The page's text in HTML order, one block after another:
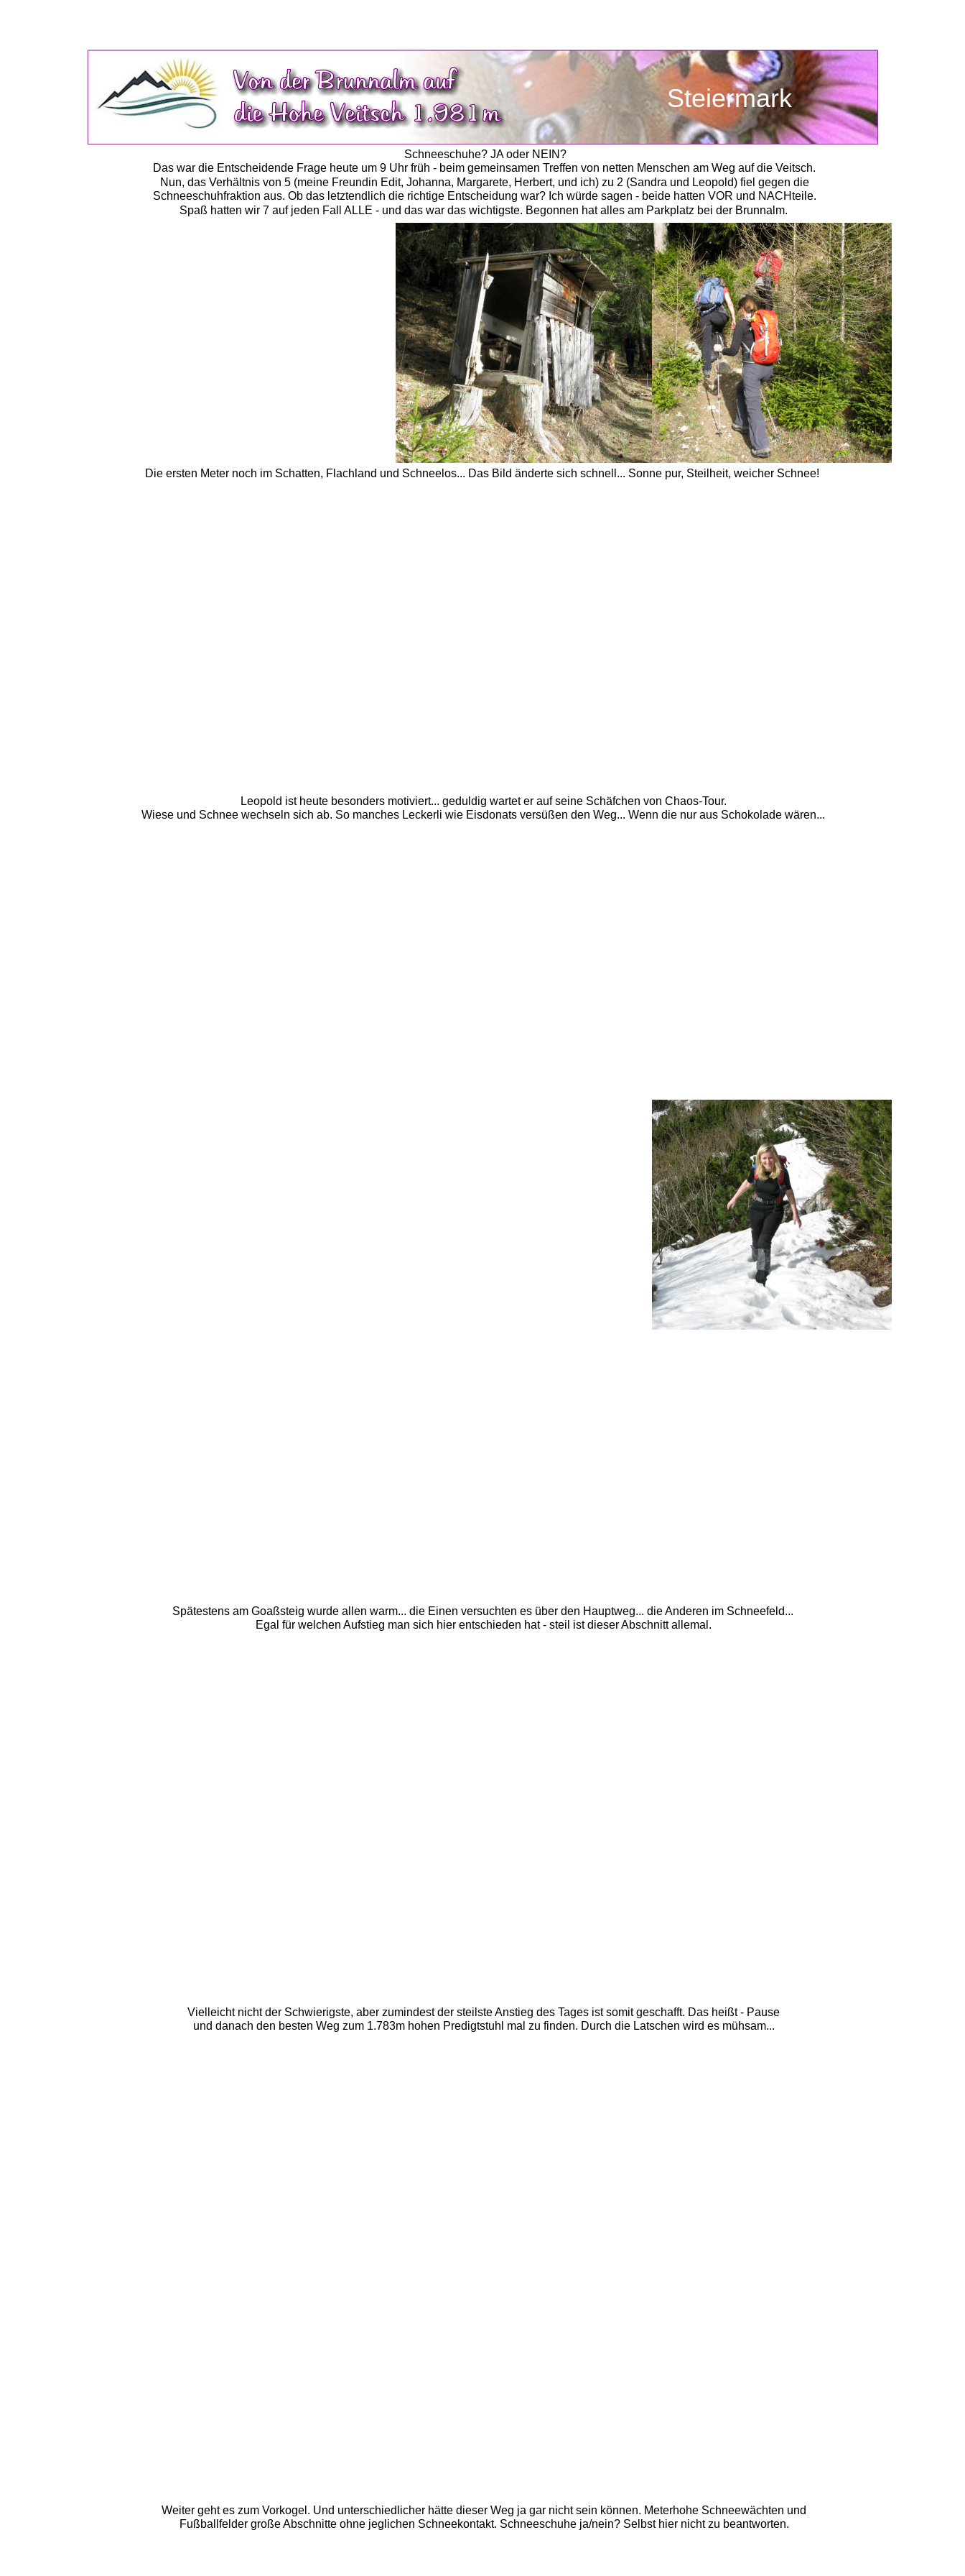
Steiermark
Schneeschuhe? JA oder NEIN?
Das war die Entscheidende Frage heute um 9 Uhr früh - beim gemeinsamen Treffen von netten Menschen am Weg auf die Veitsch.
Nun, das Verhältnis von 5 (meine Freundin Edit, Johanna, Margarete, Herbert, und ich) zu 2 (Sandra und Leopold) fiel gegen die
Schneeschuhfraktion aus. Ob das letztendlich die richtige Entscheidung war? Ich würde sagen - beide hatten VOR und NACHteile.
Spaß hatten wir 7 auf jeden Fall ALLE - und das war das wichtigste. Begonnen hat alles am Parkplatz bei der Brunnalm.
Die ersten Meter noch im Schatten, Flachland und Schneelos... Das Bild änderte sich schnell... Sonne pur, Steilheit, weicher Schnee!
Leopold ist heute besonders motiviert... geduldig wartet er auf seine Schäfchen von Chaos-Tour.
Wiese und Schnee wechseln sich ab. So manches Leckerli wie Eisdonats versüßen den Weg... Wenn die nur aus Schokolade wären...
Spätestens am Goaßsteig wurde allen warm... die Einen versuchten es über den Hauptweg... die Anderen im Schneefeld...
Egal für welchen Aufstieg man sich hier entschieden hat - steil ist dieser Abschnitt allemal.
Vielleicht nicht der Schwierigste, aber zumindest der steilste Anstieg des Tages ist somit geschafft. Das heißt - Pause
und danach den besten Weg zum 1.783m hohen Predigtstuhl mal zu finden. Durch die Latschen wird es mühsam...
Weiter geht es zum Vorkogel. Und unterschiedlicher hätte dieser Weg ja gar nicht sein können. Meterhohe Schneewächten und
Fußballfelder große Abschnitte ohne jeglichen Schneekontakt. Schneeschuhe ja/nein? Selbst hier nicht zu beantworten.